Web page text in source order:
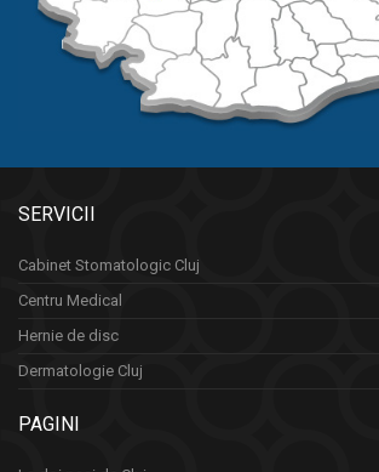
SERVICII
Cabinet Stomatologic Cluj
Centru Medical
Hernie de disc
Dermatologie Cluj
PAGINI